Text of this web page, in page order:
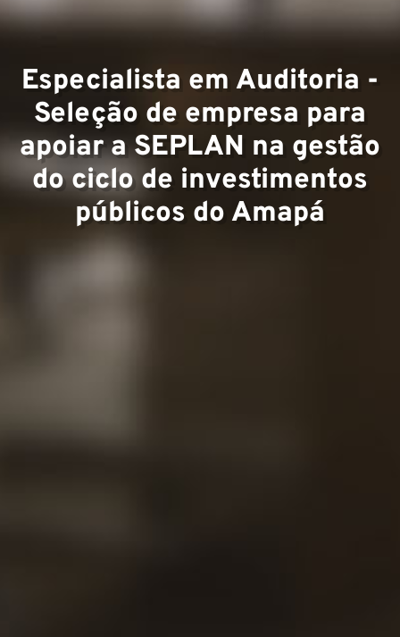
Equipe
Especialista em Auditoria -
Seleção de empresa para
apoiar a SEPLAN na gestão
do ciclo de investimentos
públicos do Amapá